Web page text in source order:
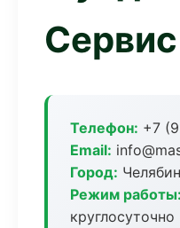
Сервис
Телефон: +7
Email:
Город:
Режим работы:
круглосуточно